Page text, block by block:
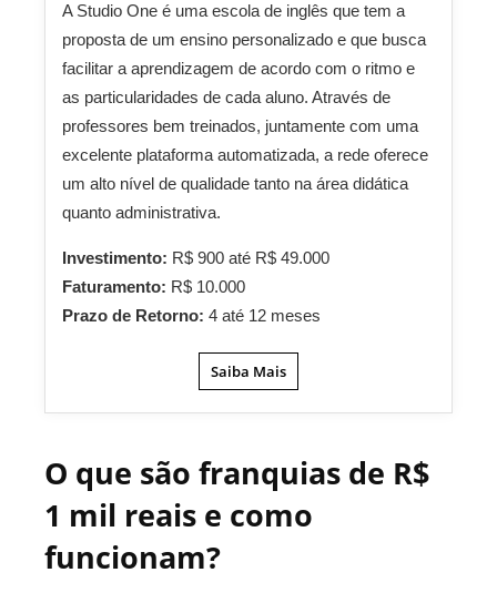
A Studio One é uma escola de inglês que tem a
proposta de um ensino personalizado e que busca
facilitar a aprendizagem de acordo com o ritmo e
as particularidades de cada aluno. Através de
professores bem treinados, juntamente com uma
excelente plataforma automatizada, a rede oferece
um alto nível de qualidade tanto na área didática
quanto administrativa.
Investimento: R$ 900 até R$ 49.000
Faturamento: R$ 10.000
Prazo de Retorno: 4 até 12 meses
Saiba Mais
O que são franquias de R$
1 mil reais e como
funcionam?